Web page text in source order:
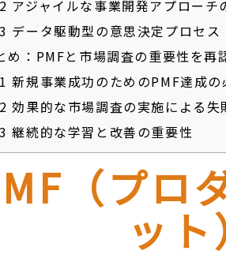
アジャイルな事業開発アプローチ
データ駆動型の意思決定プロセス
め：PMFと市場調査の重要性を再
新規事業成功のためのPMF達成の
効果的な市場調査の実施による失
継続的な学習と改善の重要性
（プロ
ッ